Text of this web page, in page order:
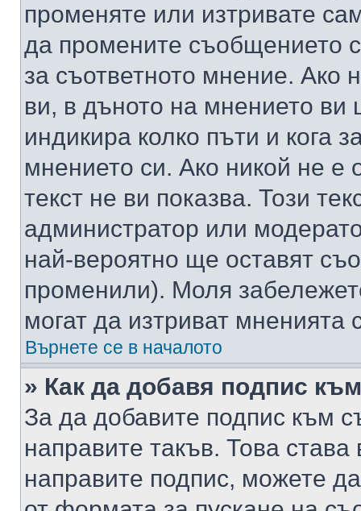
променяте или изтривате
да промените съобщението
за съответното мнение. Ако
ви, в дъното на мнението ви
индикира колко пъти и кога
мнението си. Ако никой не е
текст не ви показва. Този
администратор или
най-вероятно ще оставят
променили). Моля
могат да изтриват мненията
Върнете се в началото
» Как да добавя подпис
За да добавите подпис към
направите такъв. Това
направите подпис, можете